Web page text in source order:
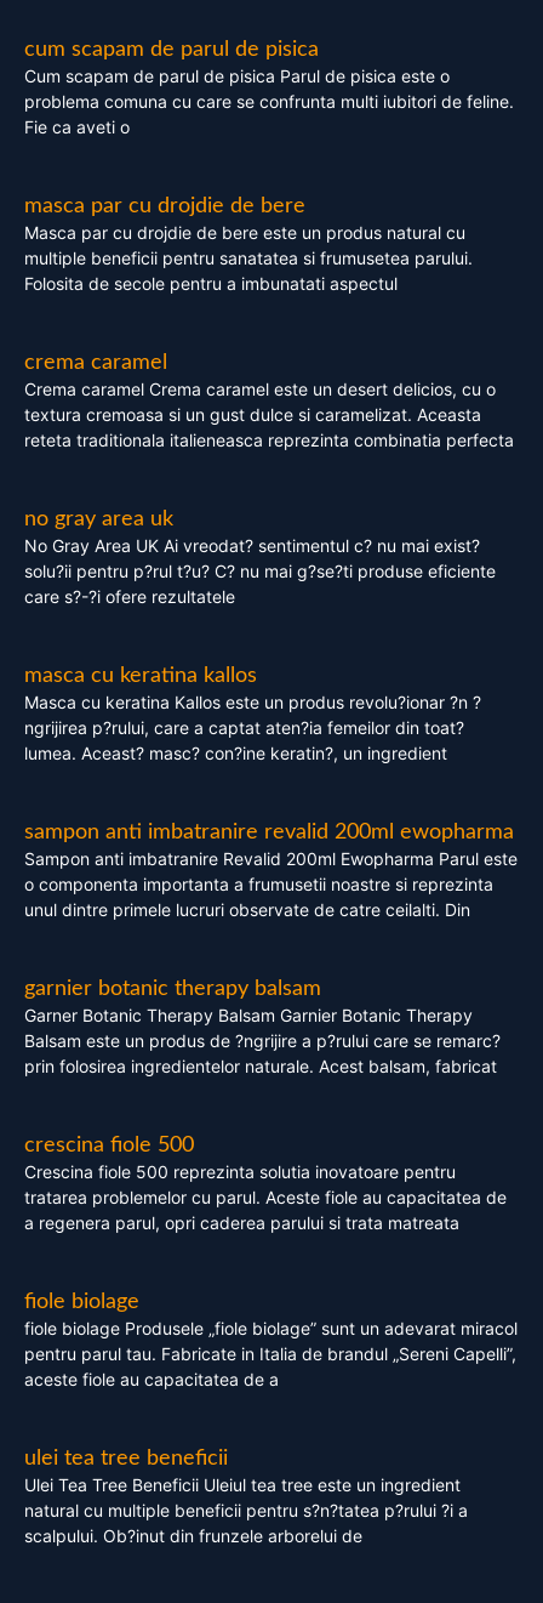
cum scapam de parul de pisica
Cum scapam de parul de pisica Parul de pisica este o
problema comuna cu care se confrunta multi iubitori de feline.
Fie ca aveti o
masca par cu drojdie de bere
Masca par cu drojdie de bere este un produs natural cu
multiple beneficii pentru sanatatea si frumusetea parului.
Folosita de secole pentru a imbunatati aspectul
crema caramel
Crema caramel Crema caramel este un desert delicios, cu o
textura cremoasa si un gust dulce si caramelizat. Aceasta
reteta traditionala italieneasca reprezinta combinatia perfecta
no gray area uk
No Gray Area UK Ai vreodat? sentimentul c? nu mai exist?
solu?ii pentru p?rul t?u? C? nu mai g?se?ti produse eficiente
care s?-?i ofere rezultatele
masca cu keratina kallos
Masca cu keratina Kallos este un produs revolu?ionar ?n ?
ngrijirea p?rului, care a captat aten?ia femeilor din toat?
lumea. Aceast? masc? con?ine keratin?, un ingredient
sampon anti imbatranire revalid 200ml ewopharma
Sampon anti imbatranire Revalid 200ml Ewopharma Parul este
o componenta importanta a frumusetii noastre si reprezinta
unul dintre primele lucruri observate de catre ceilalti. Din
garnier botanic therapy balsam
Garner Botanic Therapy Balsam Garnier Botanic Therapy
Balsam este un produs de ?ngrijire a p?rului care se remarc?
prin folosirea ingredientelor naturale. Acest balsam, fabricat
crescina fiole 500
Crescina fiole 500 reprezinta solutia inovatoare pentru
tratarea problemelor cu parul. Aceste fiole au capacitatea de
a regenera parul, opri caderea parului si trata matreata
fiole biolage
fiole biolage Produsele „fiole biolage” sunt un adevarat miracol
pentru parul tau. Fabricate in Italia de brandul „Sereni Capelli”,
aceste fiole au capacitatea de a
ulei tea tree beneficii
Ulei Tea Tree Beneficii Uleiul tea tree este un ingredient
natural cu multiple beneficii pentru s?n?tatea p?rului ?i a
scalpului. Ob?inut din frunzele arborelui de